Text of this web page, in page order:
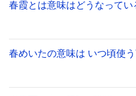
春霞とは意味はどうなってい
春めいたの意味は いつ頃使